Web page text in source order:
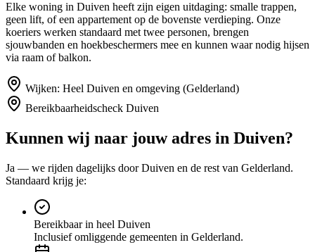
Elke woning in Duiven heeft zijn eigen uitdaging: smalle trappen,
geen lift, of een appartement op de bovenste verdieping. Onze
koeriers werken standaard met twee personen, brengen
sjouwbanden en hoekbeschermers mee en kunnen waar nodig hijsen
via raam of balkon.
Wijken: Heel Duiven en omgeving (Gelderland)
Bereikbaarheidscheck Duiven
Kunnen wij naar jouw adres in Duiven?
Ja — we rijden dagelijks doorDuiven en de rest van Gelderland.
Standaard krijg je:
Bereikbaar in heel Duiven
Inclusief omliggende gemeenten in Gelderland.